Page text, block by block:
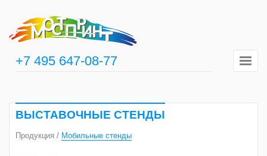
+7 495 647-08-77
ВЫСТАВОЧНЫЕ СТЕНДЫ
Продукция / Мобильные стенды